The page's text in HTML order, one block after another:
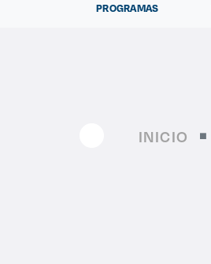
PROGRAMAS
INICIO